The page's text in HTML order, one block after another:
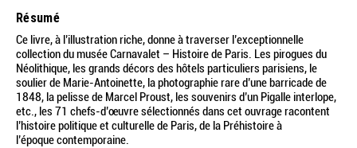
Résumé
Ce livre, à l’illustration riche, donne à traverser l’exceptionnelle
collection du musée Carnavalet – Histoire de Paris. Les pirogues du
Néolithique, les grands décors des hôtels particuliers parisiens, le
soulier de Marie-Antoinette, la photographie rare d’une barricade de
1848, la pelisse de Marcel Proust, les souvenirs d’un Pigalle interlope,
etc., les 71 chefs-d’œuvre sélectionnés dans cet ouvrage racontent
l’histoire politique et culturelle de Paris, de la Préhistoire à
l’époque contemporaine.